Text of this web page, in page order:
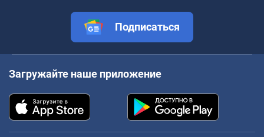
Подписаться
Загружайте наше приложение